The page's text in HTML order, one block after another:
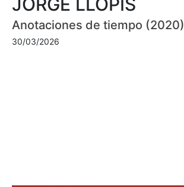
Anotaciones de tiempo (2020)
30/03/2026